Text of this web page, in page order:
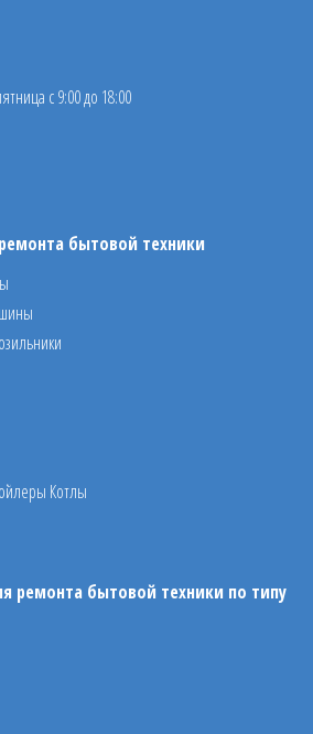
с 9:00 до 18:00
бытовой техники
Котлы
ремонта бытовой техники по типу